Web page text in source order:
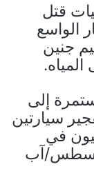
قتل
الواسع
من مخيم جنين
إلى
سيارتين
في
أغسطس/آب